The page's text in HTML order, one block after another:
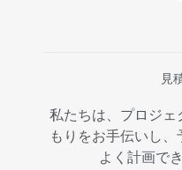
見
私たちは、プロジ
もりをお手伝いし
よく計画で